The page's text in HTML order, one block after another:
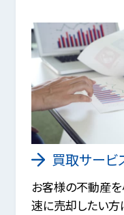
買取サービ
お客様の不動産
速に売却したい方